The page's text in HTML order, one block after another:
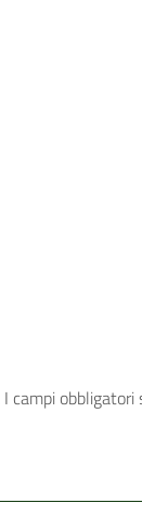
I campi obbligatori